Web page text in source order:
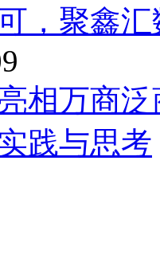
，聚
相万商泛
践与思考